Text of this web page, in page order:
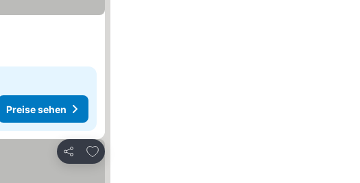
Preise sehen
Teilen
Zu Favoriten hinzufügen